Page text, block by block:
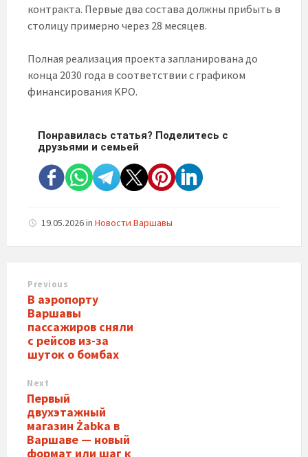
контракта. Первые два состава должны прибыть в
столицу примерно через 28 месяцев.
Полная реализация проекта запланирована до
конца 2030 года в соответствии с графиком
финансирования KPO.
Понравилась статья? Поделитесь с
друзьями и семьей
19.05.2026in Новости Варшавы
Previous
В аэропорту
Варшавы
пассажиров сняли
с рейсов из-за
шуток о бомбах
Next
Первый
двухэтажный
магазин Żabka в
Варшаве — новый
формат или шаг к